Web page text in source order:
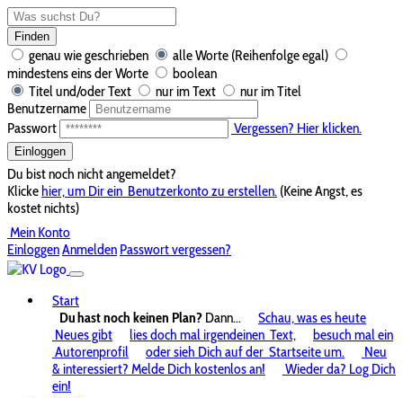
Finden
genau wie geschrieben
alle Worte (Reihenfolge egal)
mindestens eins der Worte
boolean
Titel und/oder Text
nur im Text
nur im Titel
Benutzername
Passwort
Vergessen? Hier klicken.
Einloggen
Du bist noch nicht angemeldet?
Klickehier, um Dir ein Benutzerkonto zu erstellen. (Keine Angst, es
kostet nichts)
Mein Konto
EinloggenAnmelden Passwort vergessen?
Start
Du hast noch keinen Plan? Dann...
Schau, was es heute
Neues gibt
lies doch mal irgendeinen Text,
besuch mal ein
Autorenprofil
oder sieh Dich auf der Startseite um.
Neu
& interessiert? Melde Dich kostenlos an!
Wieder da? Log Dich
ein!